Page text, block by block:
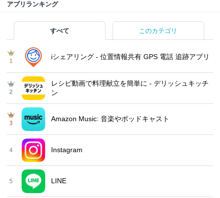
アプリランキング
すべて このカテゴリ
1
iシェアリング - 位置情報共有 GPS 電話 追跡アプリ
2
レシピ動画で料理献立を簡単‪に - デリッシュキッチ
ン
3
Amazon Music: 音楽やポッドキャスト
4 Instagram
5 LINE